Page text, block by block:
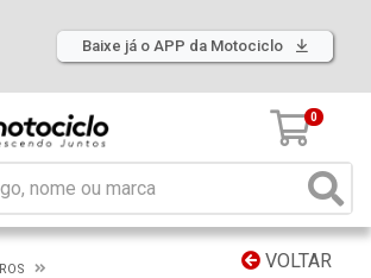
Baixe já o APP da Motociclo
0
VOLTAR